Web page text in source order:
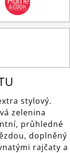
stylový.
zelenina
průhledné
doplněný
rajčaty a